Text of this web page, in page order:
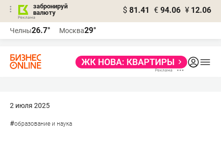
забронируй
валюту
$ 81.41 € 94.06 ¥ 12.06
Челны26.7° Москва29°
2 июля 2025
#образование и наука